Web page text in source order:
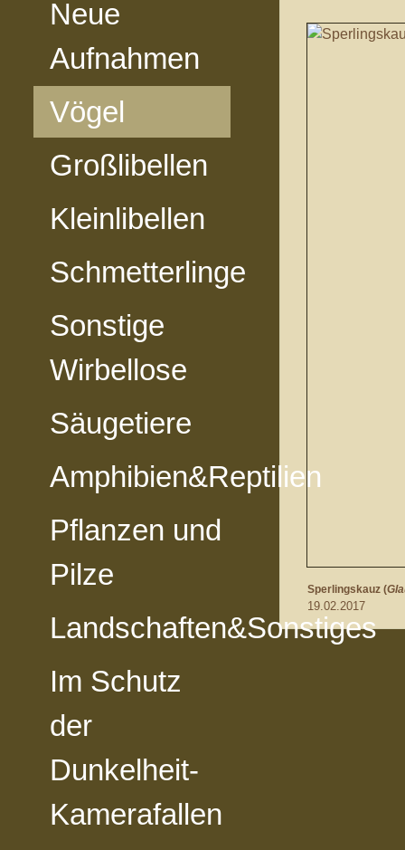
Sperlingskauz (
19.02.2017
Neue
Aufnahmen
Vögel
Großlibellen
Kleinlibellen
Schmetterlinge
Sonstige
Wirbellose
Säugetiere
Amphibien&Reptilien
Pflanzen und
Pilze
Landschaften&Sonstiges
Im Schutz
der
Dunkelheit-
Kamerafallen